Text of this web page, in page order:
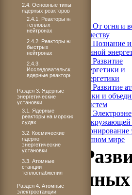
Читать
Книга 1. От огня и
электричеству
Книга 2. Познание
современной
Книга 3. Развитие
теплоэнергетики и
гидроэнергетики
Книга 4. Развитие
энергетики и
энергосистем
Книга 5.
охрана
Функционирование
современном мире
Книга 4.
2.4. Основные типы
ядерных реакторов
2.4.1. Реакторы на
тепловых
нейтронах
2.4.2. Реакторы на
быстрых
нейтронах
2.4.3.
Исследовательские
ядерные реакторы
Раздел 3. Ядерные
энергетические
установки
3.1. Ядерные
реакторы на морских
судах
3.2. Космические
ядерно-
энергетические
установки
3.3. Атомные
станции
теплоснабжения
Раздел 4. Атомные
электростанции